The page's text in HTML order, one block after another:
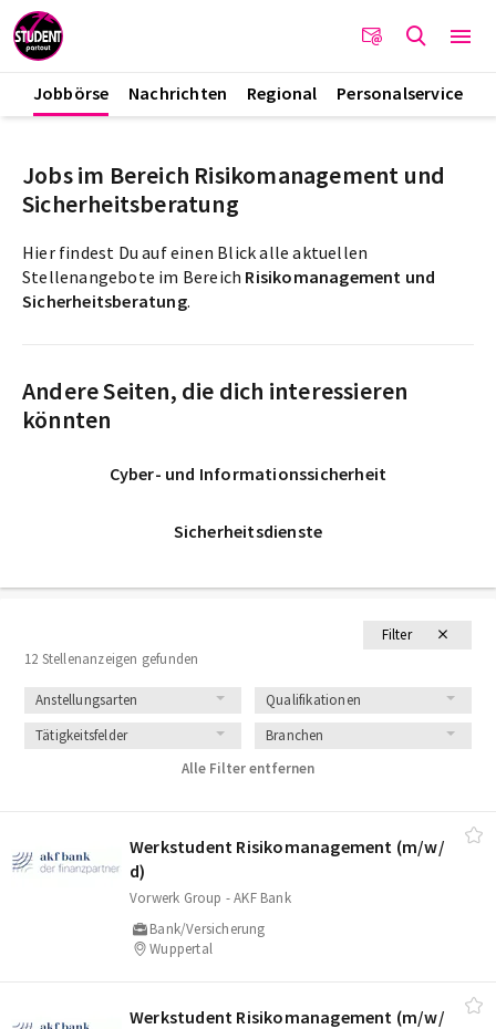
Jobbörse Nachrichten Regional Personalservice
Filter
12 Stellenanzeigen gefunden
Anstellungsarten
Qualifikationen
Tätigkeitsfelder
Branchen
Alle Filter entfernen
Werkstudent Risikomanagement (m/​w/​
d)
Vorwerk Group - AKF Bank
Bank/Versicherung
Wuppertal
Werkstudent Risikomanagement (m/​w/​
Jobs im Bereich Risikomanagement und
Sicherheitsberatung
Hier findest Du auf einen Blick alle aktuellen
Stellenangebote im Bereich Risikomanagement und
Sicherheitsberatung.
Andere Seiten, die dich interessieren
könnten
Cyber- und Informationssicherheit
Sicherheitsdienste